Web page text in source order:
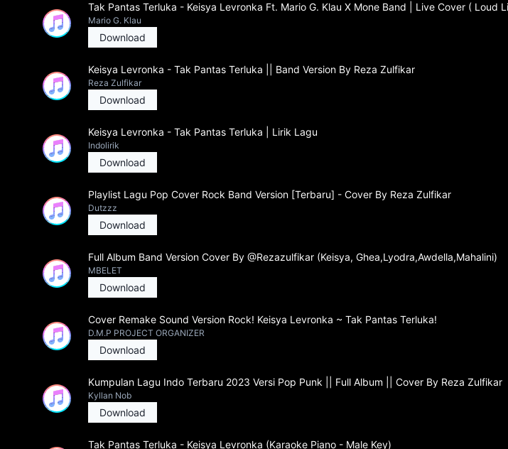
Tak Pantas Terluka - Keisya Levronka Ft. Mario G. Klau X Mone Band | Live Cover ( Loud
Mario G. Klau
Download
Keisya Levronka - Tak Pantas Terluka || Band Version By Reza Zulfikar
Reza Zulfikar
Download
Keisya Levronka - Tak Pantas Terluka | Lirik Lagu
Indolirik
Download
Playlist Lagu Pop Cover Rock Band Version [Terbaru] - Cover By Reza Zulfikar
Dutzzz
Download
Full Album Band Version Cover By @Rezazulfikar (Keisya, Ghea,Lyodra,Awdella,Mahalini)
MBELET
Download
Cover Remake Sound Version Rock! Keisya Levronka ~ Tak Pantas Terluka!
D.M.P PROJECT ORGANIZER
Download
Kumpulan Lagu Indo Terbaru 2023 Versi Pop Punk || Full Album || Cover By Reza Zulfikar
Kyllan Nob
Download
Tak Pantas Terluka - Keisya Levronka (Karaoke Piano - Male Key)